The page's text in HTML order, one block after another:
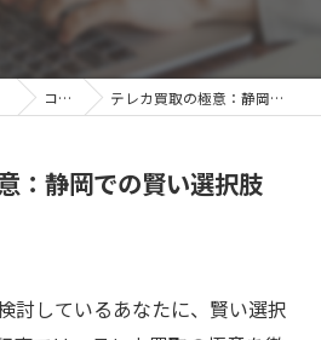
コラム テレカ買取の極意：静岡での賢い選択肢
：静岡での賢い選択肢
討しているあなたに、賢い選択